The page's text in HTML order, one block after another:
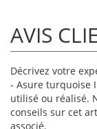
AVIS
Décrivez votre
- Asure turquoise
utilisé ou réalisé.
conseils sur cet
associé.